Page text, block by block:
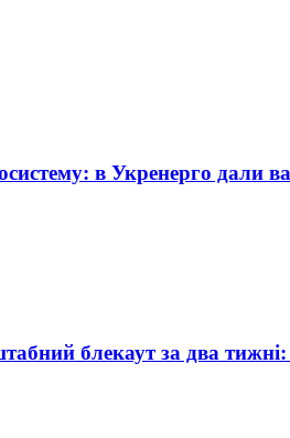
в Укренерго дали
блекаут за два